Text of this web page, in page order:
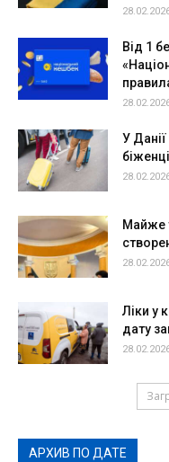
Від 1
У
Майже
Ліки у
дату
АРХИВ ПО ДАТЕ